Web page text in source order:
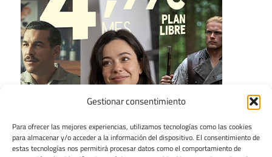
Gestionar consentimiento
Para ofrecer las mejores experiencias, utilizamos tecnologías como las cookies
para almacenar y/o acceder a la información del dispositivo. El consentimiento de
estas tecnologías nos permitirá procesar datos como el comportamiento de